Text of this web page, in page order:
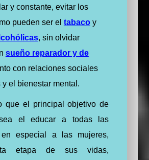
y constante, evitar los
pueden ser el tabacoy
, sin olvidar
sueño reparador y de
con relaciones sociales
el bienestar mental.
que el principal objetivo de
el educar a todas las
en especial a las mujeres,
etapa de sus vidas,